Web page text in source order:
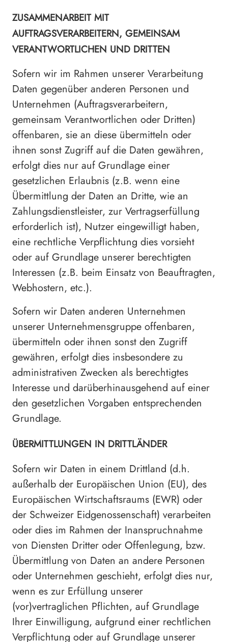
ZUSAMMENARBEIT MIT
AUFTRAGSVERARBEITERN, GEMEINSAM
VERANTWORTLICHEN UND DRITTEN
Sofern wir im Rahmen unserer Verarbeitung
Daten gegenüber anderen Personen und
Unternehmen (Auftragsverarbeitern,
gemeinsam Verantwortlichen oder Dritten)
offenbaren, sie an diese übermitteln oder
ihnen sonst Zugriff auf die Daten gewähren,
erfolgt dies nur auf Grundlage einer
gesetzlichen Erlaubnis (z.B. wenn eine
Übermittlung der Daten an Dritte, wie an
Zahlungsdienstleister, zur Vertragserfüllung
erforderlich ist), Nutzer eingewilligt haben,
eine rechtliche Verpflichtung dies vorsieht
oder auf Grundlage unserer berechtigten
Interessen (z.B. beim Einsatz von Beauftragten,
Webhostern, etc.).
Sofern wir Daten anderen Unternehmen
unserer Unternehmensgruppe offenbaren,
übermitteln oder ihnen sonst den Zugriff
gewähren, erfolgt dies insbesondere zu
administrativen Zwecken als berechtigtes
Interesse und darüberhinausgehend auf einer
den gesetzlichen Vorgaben entsprechenden
Grundlage.
ÜBERMITTLUNGEN IN DRITTLÄNDER
Sofern wir Daten in einem Drittland (d.h.
außerhalb der Europäischen Union (EU), des
Europäischen Wirtschaftsraums (EWR) oder
der Schweizer Eidgenossenschaft) verarbeiten
oder dies im Rahmen der Inanspruchnahme
von Diensten Dritter oder Offenlegung, bzw.
Übermittlung von Daten an andere Personen
oder Unternehmen geschieht, erfolgt dies nur,
wenn es zur Erfüllung unserer
(vor)vertraglichen Pflichten, auf Grundlage
Ihrer Einwilligung, aufgrund einer rechtlichen
Verpflichtung oder auf Grundlage unserer